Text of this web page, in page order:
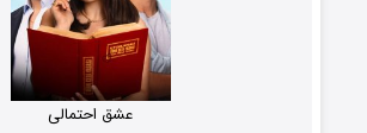
عشق احتمالی